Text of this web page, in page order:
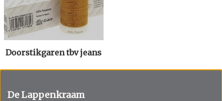
Doorstikgaren tbv jeans
De Lappenkraam